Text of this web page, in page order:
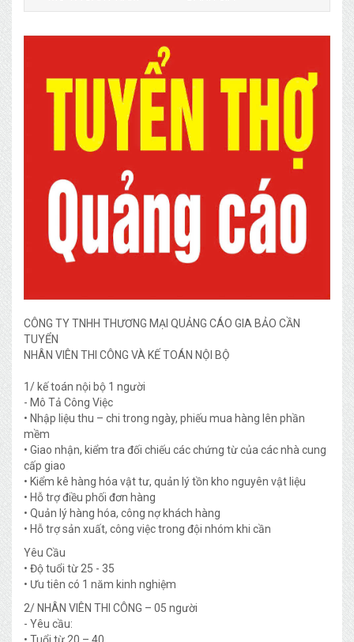
CÔNG TY TNHH THƯƠNG MẠI QUẢNG CÁO GIA BẢO CẦN
TUYỂN
NHÂN VIÊN THI CÔNG VÀ KẾ TOÁN NỘI BỘ
1/ kế toán nội bộ 1 người
- Mô Tả Công Việc
• Nhập liệu thu – chi trong ngày, phiếu mua hàng lên phần
mềm
• Giao nhận, kiểm tra đối chiếu các chứng từ của các nhà cung
cấp giao
• Kiểm kê hàng hóa vật tư, quản lý tồn kho nguyên vật liệu
• Hỗ trợ điều phối đơn hàng
• Quản lý hàng hóa, công nợ khách hàng
• Hỗ trợ sản xuất, công việc trong đội nhóm khi cần
Yêu Cầu
• Độ tuổi từ 25 - 35
• Ưu tiên có 1 năm kinh nghiệm
2/ NHÂN VIÊN THI CÔNG – 05 người
- Yêu cầu: